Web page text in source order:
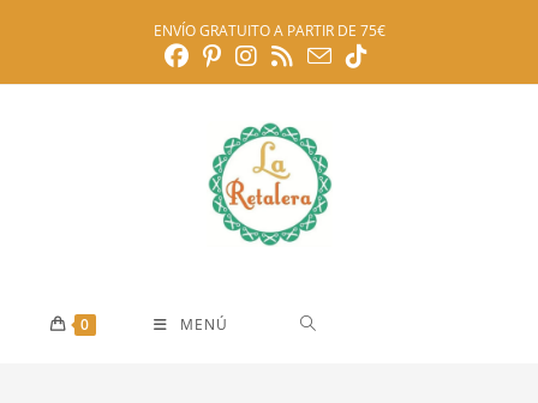
ENVÍO GRATUITO A PARTIR DE 75€
0 MENÚ